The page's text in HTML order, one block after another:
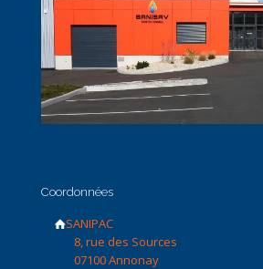
Coordonnées
SANIPAC
8, rue des Sources
07100 Annonay